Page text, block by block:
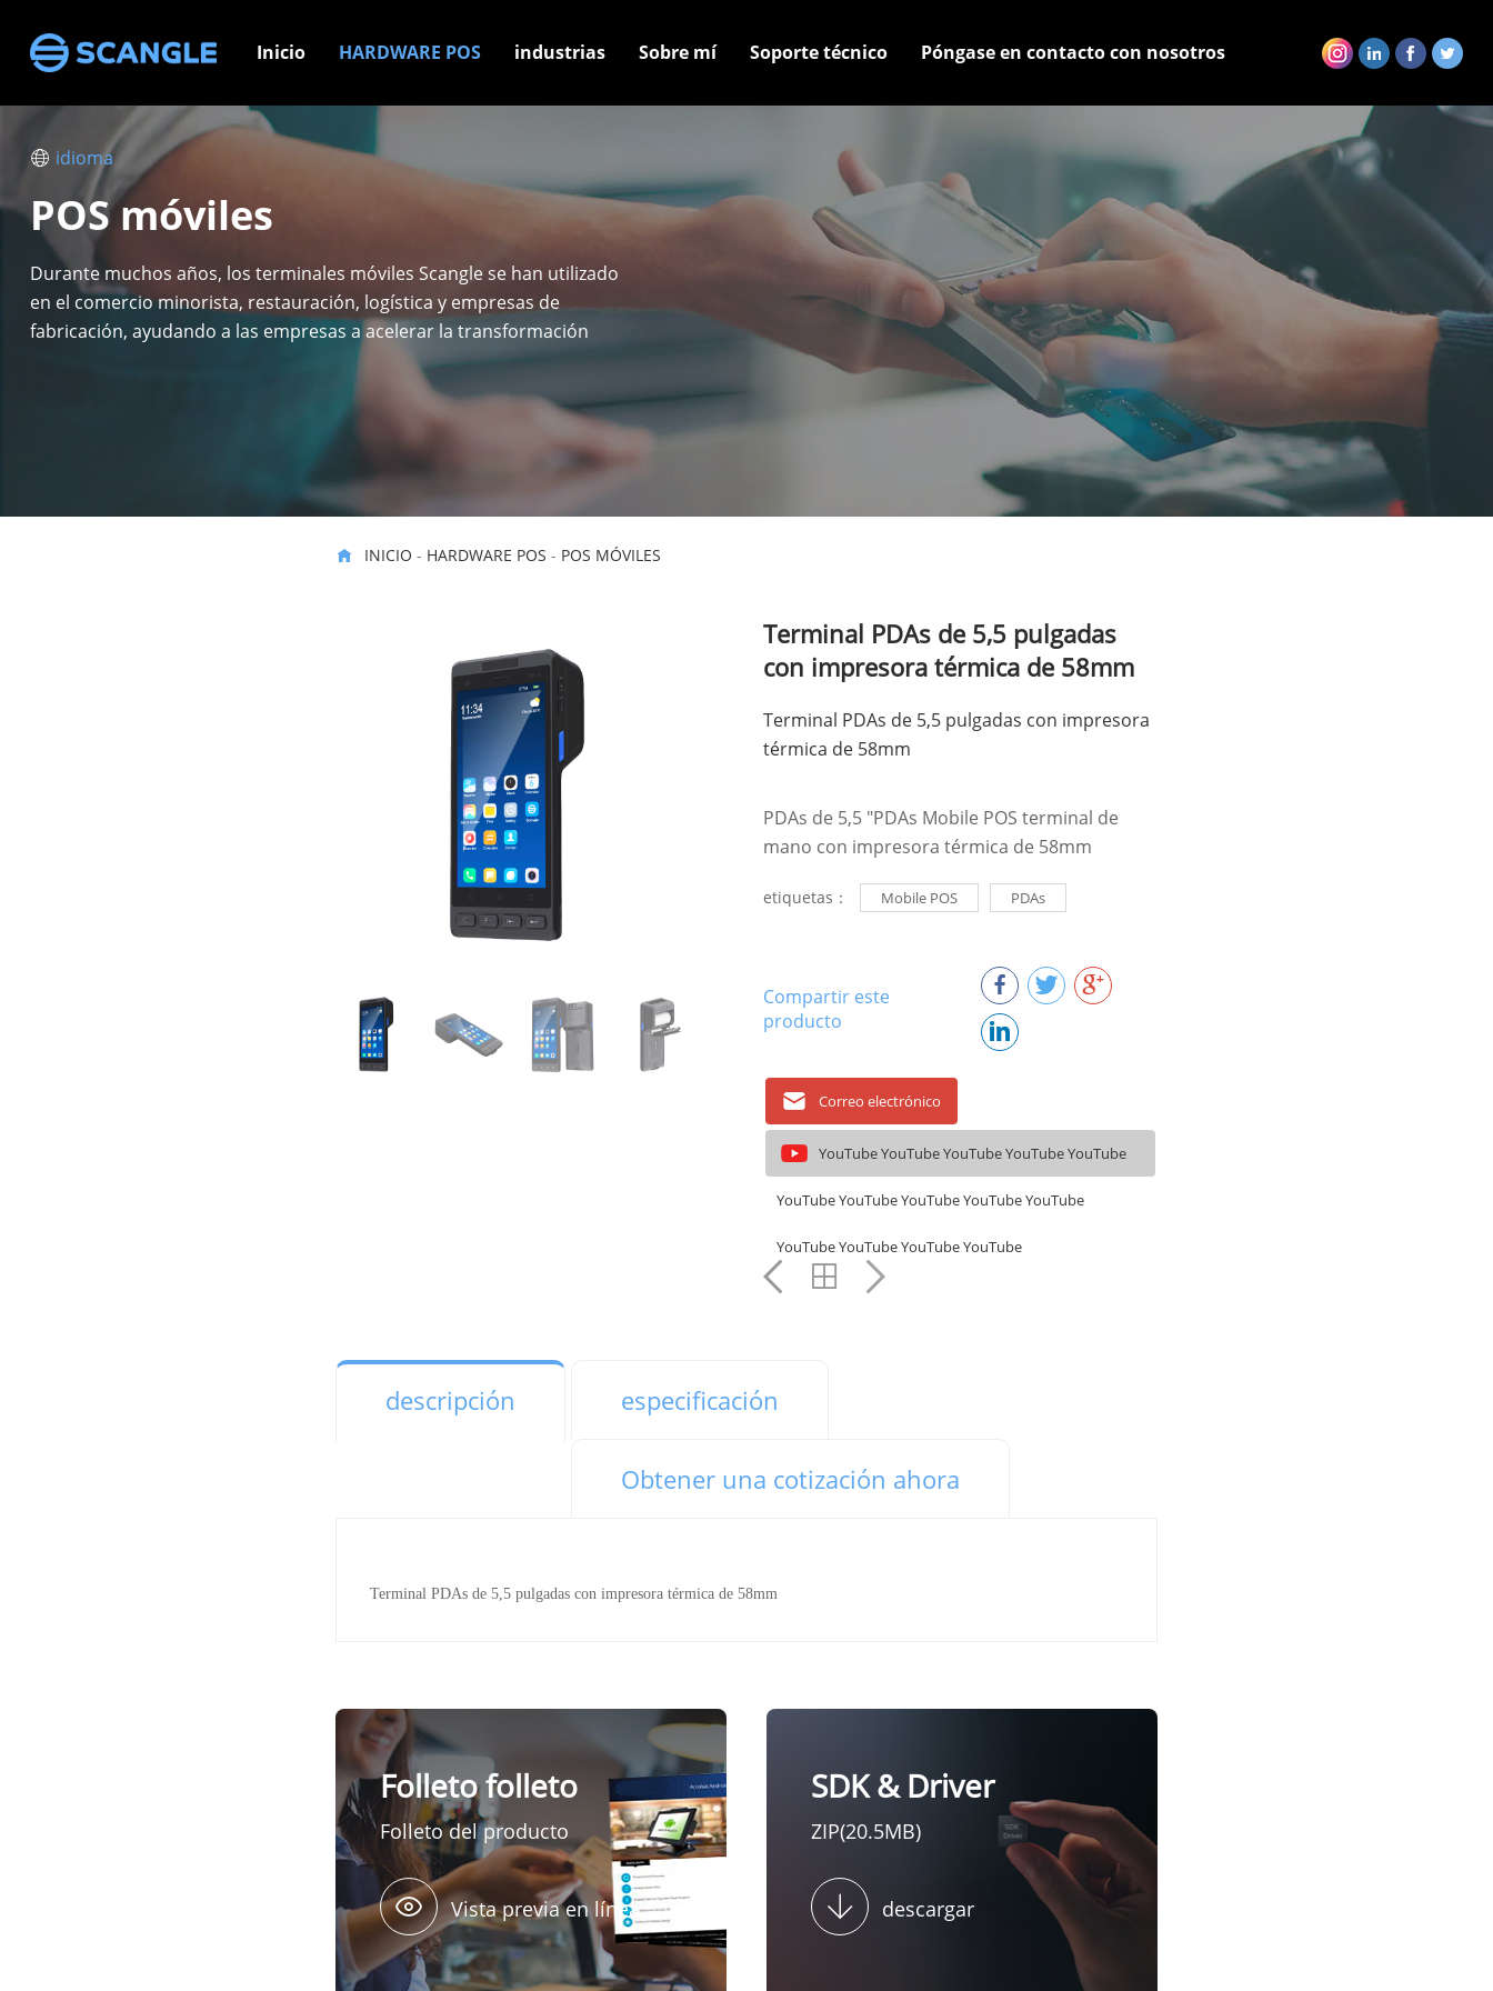
Inicio HARDWARE POS industrias Sobre mí Soporte técnico Póngase en contacto con nosotros
idioma
POS móviles
Durante muchos años, los terminales móviles Scangle se han utilizado
en el comercio minorista, restauración, logística y empresas de
fabricación, ayudando a las empresas a acelerar la transformación
digital de las operaciones de las tiendas.
INICIO - HARDWARE POS - POS MÓVILES
Terminal PDAs de 5,5 pulgadas
con impresora térmica de 58mm
Terminal PDAs de 5,5 pulgadas con impresora
térmica de 58mm
PDAs de 5,5 "PDAs Mobile POS terminal de
mano con impresora térmica de 58mm
etiquetas： Mobile POS PDAs
Compartir este
producto
Correo electrónico
YouTube YouTube YouTube YouTube YouTube
YouTube YouTube YouTube YouTube YouTube
YouTube YouTube YouTube YouTube
descripción especificación
Obtener una cotización ahora
Terminal PDAs de 5,5 pulgadas con impresora térmica de 58mm
Folleto folleto
Folleto del producto
Vista previa en línea
SDK & Driver
ZIP(20.5MB)
descargar